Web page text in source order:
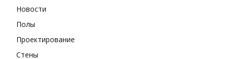
Новости
Полы
Проектирование
Стены